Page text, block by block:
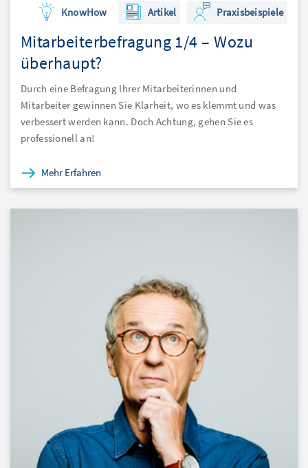
KnowHow Artikel Praxisbeispiele
Mitarbeiterbefragung 1/4 – Wozu
überhaupt?
Durch eine Befragung Ihrer Mitarbeiterinnen und
Mitarbeiter gewinnen Sie Klarheit, wo es klemmt und was
verbessert werden kann. Doch Achtung, gehen Sie es
professionell an!
Mehr Erfahren